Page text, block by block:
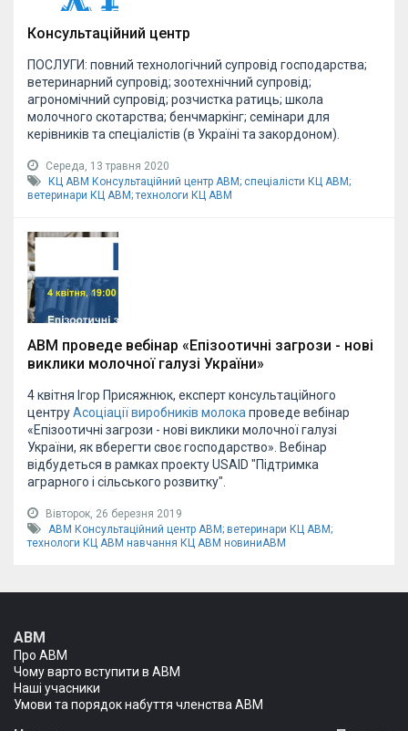
Консультаційний центр
ПОСЛУГИ: повний технологічний супровід господарства;
ветеринарний супровід; зоотехнічний супровід;
агрономічний супровід; розчистка ратиць; школа
молочного скотарства; бенчмаркінг; семінари для
керівників та спеціалістів (в Україні та закордоном).
Середа, 13 травня 2020
КЦ АВМ Консультаційний центр АВМ; спеціалісти КЦ АВМ;
ветеринари КЦ АВМ; технологи КЦ АВМ
АВМ проведе вебінар «Епізоотичні загрози - нові
виклики молочної галузі України»
4 квітня Ігор Присяжнюк, експерт консультаційного
центруАсоціації виробників молока проведе вебінар
«Епізоотичні загрози - нові виклики молочної галузі
України, як вберегти своє господарство». Вебінар
відбудеться в рамках проекту USAID "Підтримка
аграрного і сільського розвитку".
Вівторок, 26 березня 2019
АВМ Консультаційний центр АВМ; ветеринари КЦ АВМ;
технологи КЦ АВМ навчання КЦ АВМ новиниАВМ
АВМ
Про АВМ
Чому варто вступити в АВМ
Наші учасники
Умови та порядок набуття членства АВМ